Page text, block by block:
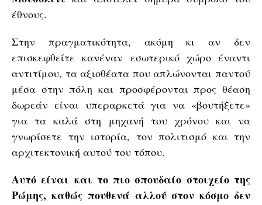
έθνους.
Στην πραγματικότητα, ακόμη κι αν δεν
επισκεφθείτε κανέναν εσωτερικό χώρο έναντι
αντιτίμου, τα αξιοθέατα που απλώνονται παντού
μέσα στην πόλη και προσφέρονται προς θέαση
δωρεάν είναι υπεραρκετά για να «βουτήξετε»
για τα καλά στη μηχανή του χρόνου και να
γνωρίσετε την ιστορία, τον πολιτισμό και την
αρχιτεκτονική αυτού του τόπου.
Αυτό είναι και το πιο σπουδαίο στοιχείο της
Ρώμης, καθώς πουθενά αλλού στον κόσμο δεν